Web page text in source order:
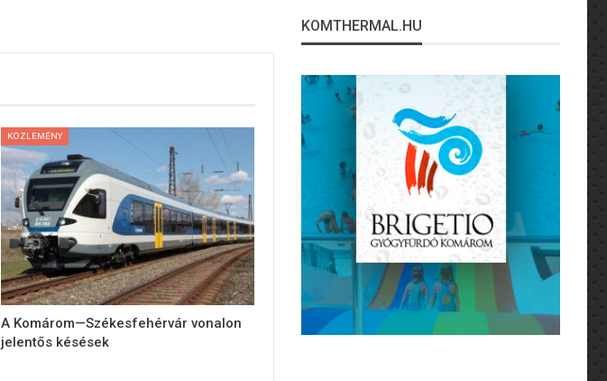
KÖZLEMÉNY
A Komárom—Székesfehérvár vonalon
jelentős késések
KOMTHERMAL.HU